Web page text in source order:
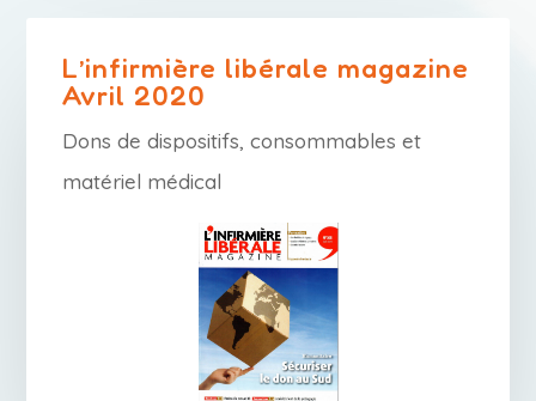
L’infirmière libérale magazine
Avril 2020
Dons de dispositifs, consommables et
matériel médical